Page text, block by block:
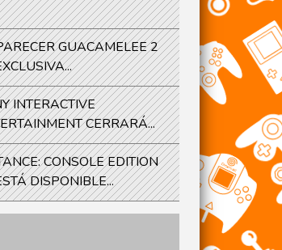
GUACAMELEE 2
INTERACTIVE
CERRARÁ...
CONSOLE EDITION
DISPONIBLE...